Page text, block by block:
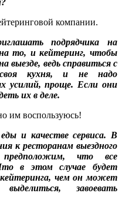
компании.
подрядчика на
то, и кейтеринг, чтобы
выезде, ведь справиться с
кухня, и не надо
усилий, проще. Если они
их в деле.
им воспользуюсь!
и качестве сервиса. В
к ресторанам выездного
что все
в этом случае будет
чем он может
завоевать